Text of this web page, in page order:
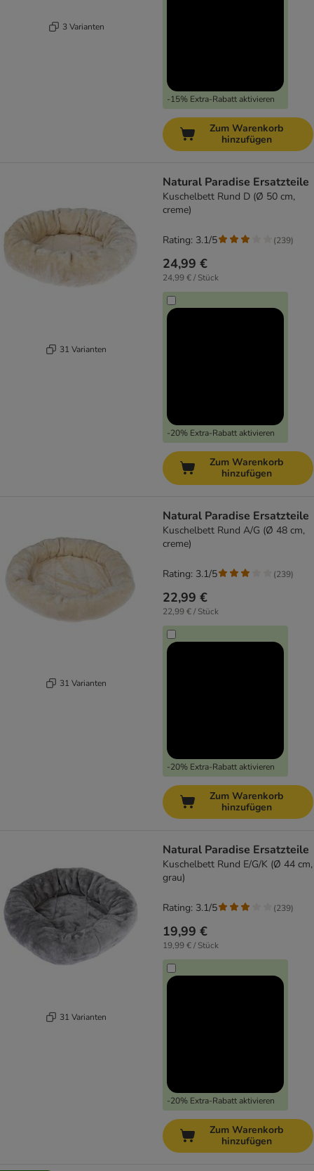
3 Varianten
-15% Extra-Rabatt aktivieren
Zum Warenkorb
hinzufügen
31 Varianten
Natural Paradise Ersatzteile
Kuschelbett Rund D (Ø 50 cm,
creme)
24,99 €
24,99 € / Stück
-20% Extra-Rabatt aktivieren
Rating: 3.1/5 (239)
Zum Warenkorb
hinzufügen
31 Varianten
Natural Paradise Ersatzteile
Kuschelbett Rund A/G (Ø 48 cm,
creme)
22,99 €
22,99 € / Stück
-20% Extra-Rabatt aktivieren
Rating: 3.1/5 (239)
Zum Warenkorb
hinzufügen
31 Varianten
Natural Paradise Ersatzteile
Kuschelbett Rund E/G/K (Ø 44 cm,
grau)
19,99 €
19,99 € / Stück
-20% Extra-Rabatt aktivieren
Rating: 3.1/5 (239)
Zum Warenkorb
hinzufügen